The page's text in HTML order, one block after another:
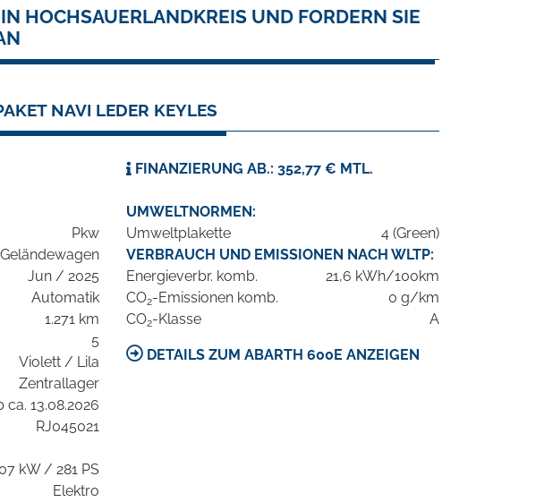
HOCHSAUERLANDKREIS UND FORDERN SIE
NAVI LEDER KEYLES
FINANZIERUNG AB.: 352,77 € MTL.
Pkw
Geländewagen
Jun / 2025
Automatik
1.271 km
5
Violett / Lila
Zentrallager
ca. 13.08.2026
RJ045021
kW / 281 PS
Elektro
UMWELTNORMEN:
Umweltplakette
4 (Green)
VERBRAUCH UND EMISSIONEN NACH WLTP:
Energieverbr. komb.
21,6 kWh/100km
CO2-Emissionen komb.
0 g/km
CO2-Klasse A
DETAILS ZUM ABARTH 600E ANZEIGEN